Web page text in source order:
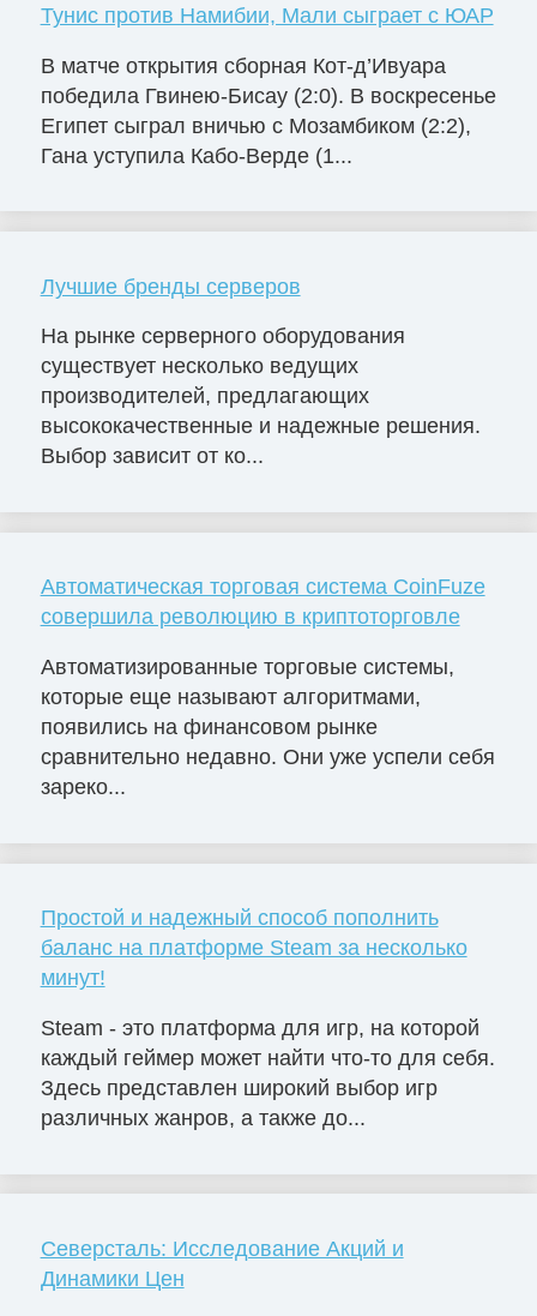
Тунис против Намибии, Мали сыграет с ЮАР
В матче открытия сборная Кот-д’Ивуара
победила Гвинею-Бисау (2:0). В воскресенье
Египет сыграл вничью с Мозамбиком (2:2),
Гана уступила Кабо-Верде (1...
Лучшие бренды серверов
На рынке серверного оборудования
существует несколько ведущих
производителей, предлагающих
высококачественные и надежные решения.
Выбор зависит от ко...
Автоматическая торговая система CoinFuze
совершила революцию в криптоторговле
Автоматизированные торговые системы,
которые еще называют алгоритмами,
появились на финансовом рынке
сравнительно недавно. Они уже успели себя
зареко...
Простой и надежный способ пополнить
баланс на платформе Steam за несколько
минут!
Steam - это платформа для игр, на которой
каждый геймер может найти что-то для себя.
Здесь представлен широкий выбор игр
различных жанров, а также до...
Северсталь: Исследование Акций и
Динамики Цен